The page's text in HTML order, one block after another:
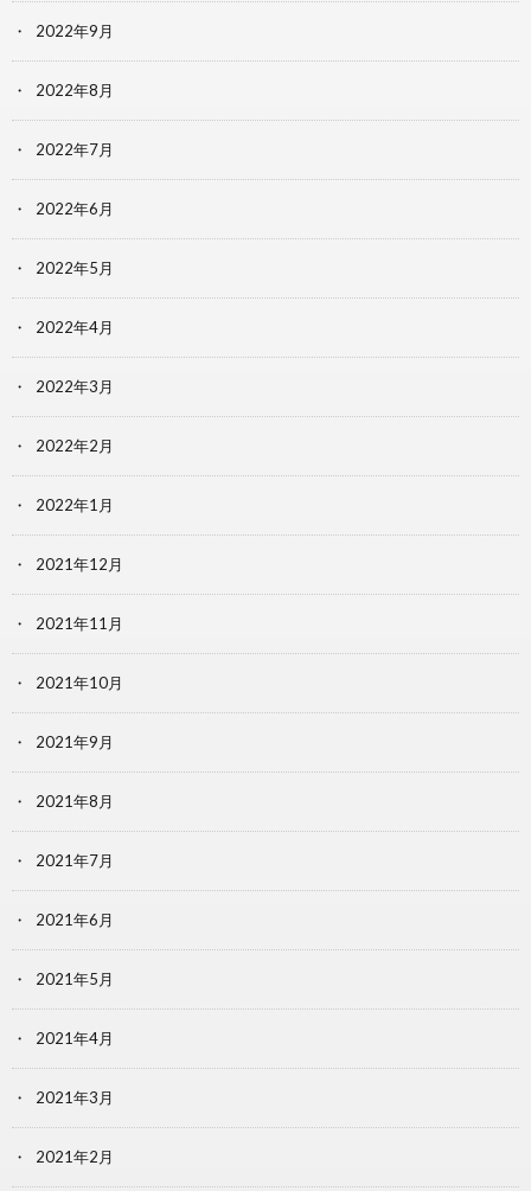
2022年9月
2022年8月
2022年7月
2022年6月
2022年5月
2022年4月
2022年3月
2022年2月
2022年1月
2021年12月
2021年11月
2021年10月
2021年9月
2021年8月
2021年7月
2021年6月
2021年5月
2021年4月
2021年3月
2021年2月